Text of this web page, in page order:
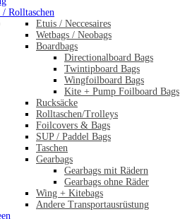
/ Rolltaschen
Etuis / Neccesaires
Wetbags / Neobags
Boardbags
Directionalboard Bags
Twintipboard Bags
Wingfoilboard Bags
Kite + Pump Foilboard Bags
Rucksäcke
Rolltaschen/Trolleys
Foilcovers & Bags
SUP / Paddel Bags
Taschen
Gearbags
Gearbags mit Rädern
Gearbags ohne Räder
Wing + Kitebags
Andere Transportausrüstung